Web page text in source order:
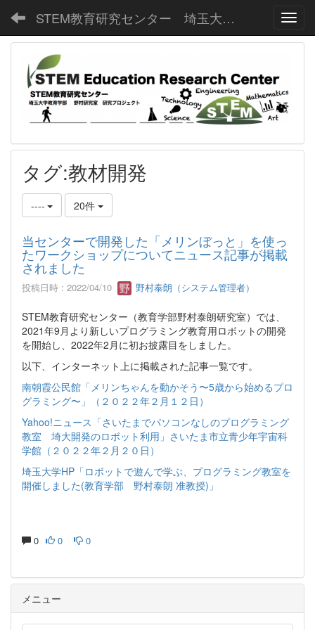
STEM教育研究センター 埼玉大学教育学部野村研究室
タグ:教材開発
---- 20件
当センターで開発した「メリンぼっと」を使っ
たワークショップについてニュース記事が掲載
されました
投稿日時 : 2022/04/10 野村泰朗（システム管理者）
STEM教育研究センター（教育学部野村泰朗研究室）では、
2021年9月より新しいプログラミング教育用ロボットの開発
を開始し、2022年2月に初お披露目をしました。
以下、インターネット上に掲載された記事一覧です。
南朝霞公民館「メリンちゃんを動かそう〜5歳から始めるプロ
グラミング〜」（２０２２年２月１２日）
Yahoo!ニュース「さいたまでパソコンなしのプログラミング
教室 埼大開発のロボット利用」さいたま市立青少年宇宙科
学館（２０２２年２月２０日）
埼玉大学HP「ロボットで遊んで学ぶ、プログラミング教室を
開催しました(教育学部 野村泰朗 准教授)」
0 0 0
メニュー